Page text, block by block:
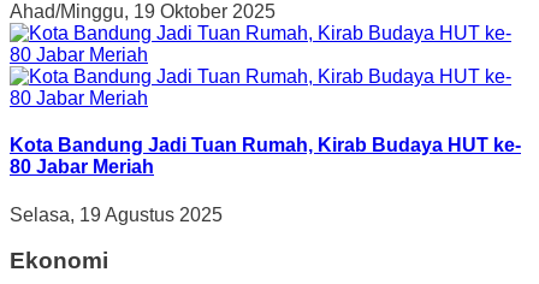
Ahad/Minggu, 19 Oktober 2025
Kota Bandung Jadi Tuan Rumah, Kirab Budaya HUT ke-
80 Jabar Meriah
Selasa, 19 Agustus 2025
Ekonomi